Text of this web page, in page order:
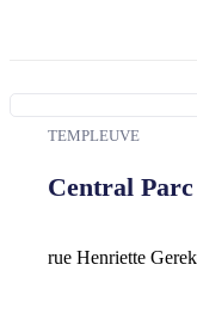
TEMPLEUVE
Central Parc
rue Henriette